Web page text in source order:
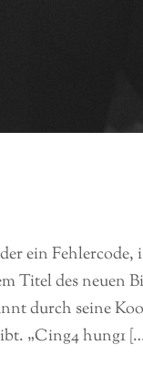
ein
Titel des neuen
durch seine
„Cing4 hung1